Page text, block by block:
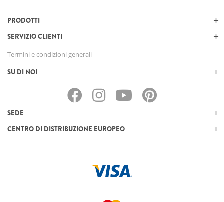
PRODOTTI
SERVIZIO CLIENTI
Termini e condizioni generali
SU DI NOI
SEDE
CENTRO DI DISTRIBUZIONE EUROPEO